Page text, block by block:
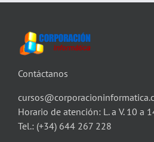
Contáctanos
Horario de atención: L. a V. 10 a
Tel.: (+34) 644 267 228